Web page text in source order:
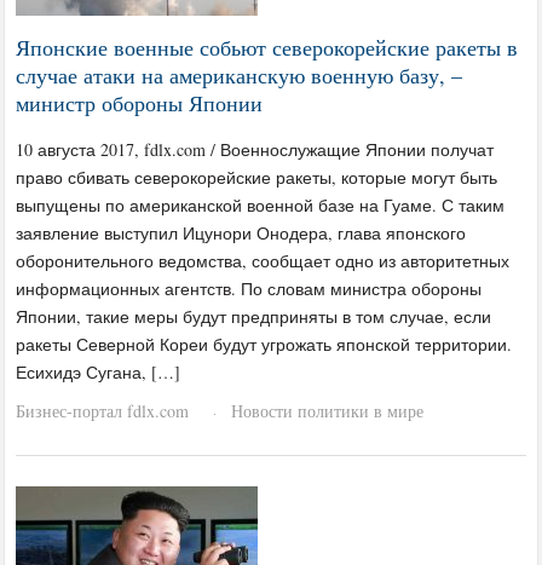
Японские военные собьют северокорейские ракеты в
случае атаки на американскую военную базу, –
министр обороны Японии
10 августа 2017, fdlx.com / Военнослужащие Японии получат
право сбивать северокорейские ракеты, которые могут быть
выпущены по американской военной базе на Гуаме. С таким
заявление выступил Ицунори Онодера, глава японского
оборонительного ведомства, сообщает одно из авторитетных
информационных агентств. По словам министра обороны
Японии, такие меры будут предприняты в том случае, если
ракеты Северной Кореи будут угрожать японской территории.
Есихидэ Сугана, […]
Бизнес-портал fdlx.com
· Новости политики в мире